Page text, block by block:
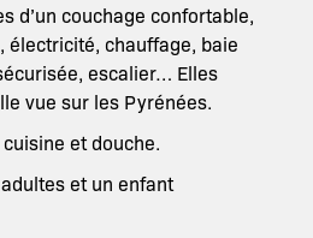
d’un couchage confortable,
électricité, chauffage, baie
escalier… Elles
vue sur les Pyrénées.
et douche.
et un enfant